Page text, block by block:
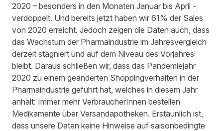
2020 – besonders in den Monaten Januar bis April -
verdoppelt. Und bereits jetzt haben wir 61% der Sales
von 2020 erreicht. Jedoch zeigen die Daten auch, dass
das Wachstum der Pharmaindustrie im Jahresvergleich
derzeit stagniert und auf dem Niveau des Vorjahres
bleibt. Daraus schließen wir, dass das Pandemiejahr
2020 zu einem geänderten Shoppingverhalten in der
Pharmaindustrie geführt hat, welches in diesem Jahr
anhält: Immer mehr VerbraucherInnen bestellen
Medikamente über Versandapotheken. Erstaunlich ist,
dass unsere Daten keine Hinweise auf saisonbedingte